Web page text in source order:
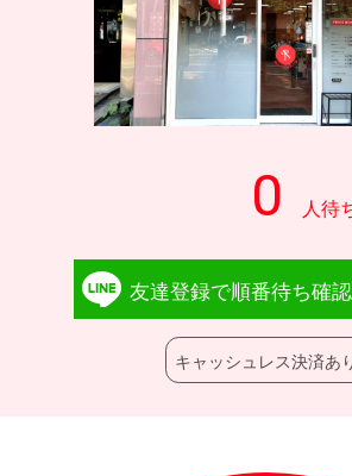
キャッシュレス決済あ
友達登録で順番待ち確認